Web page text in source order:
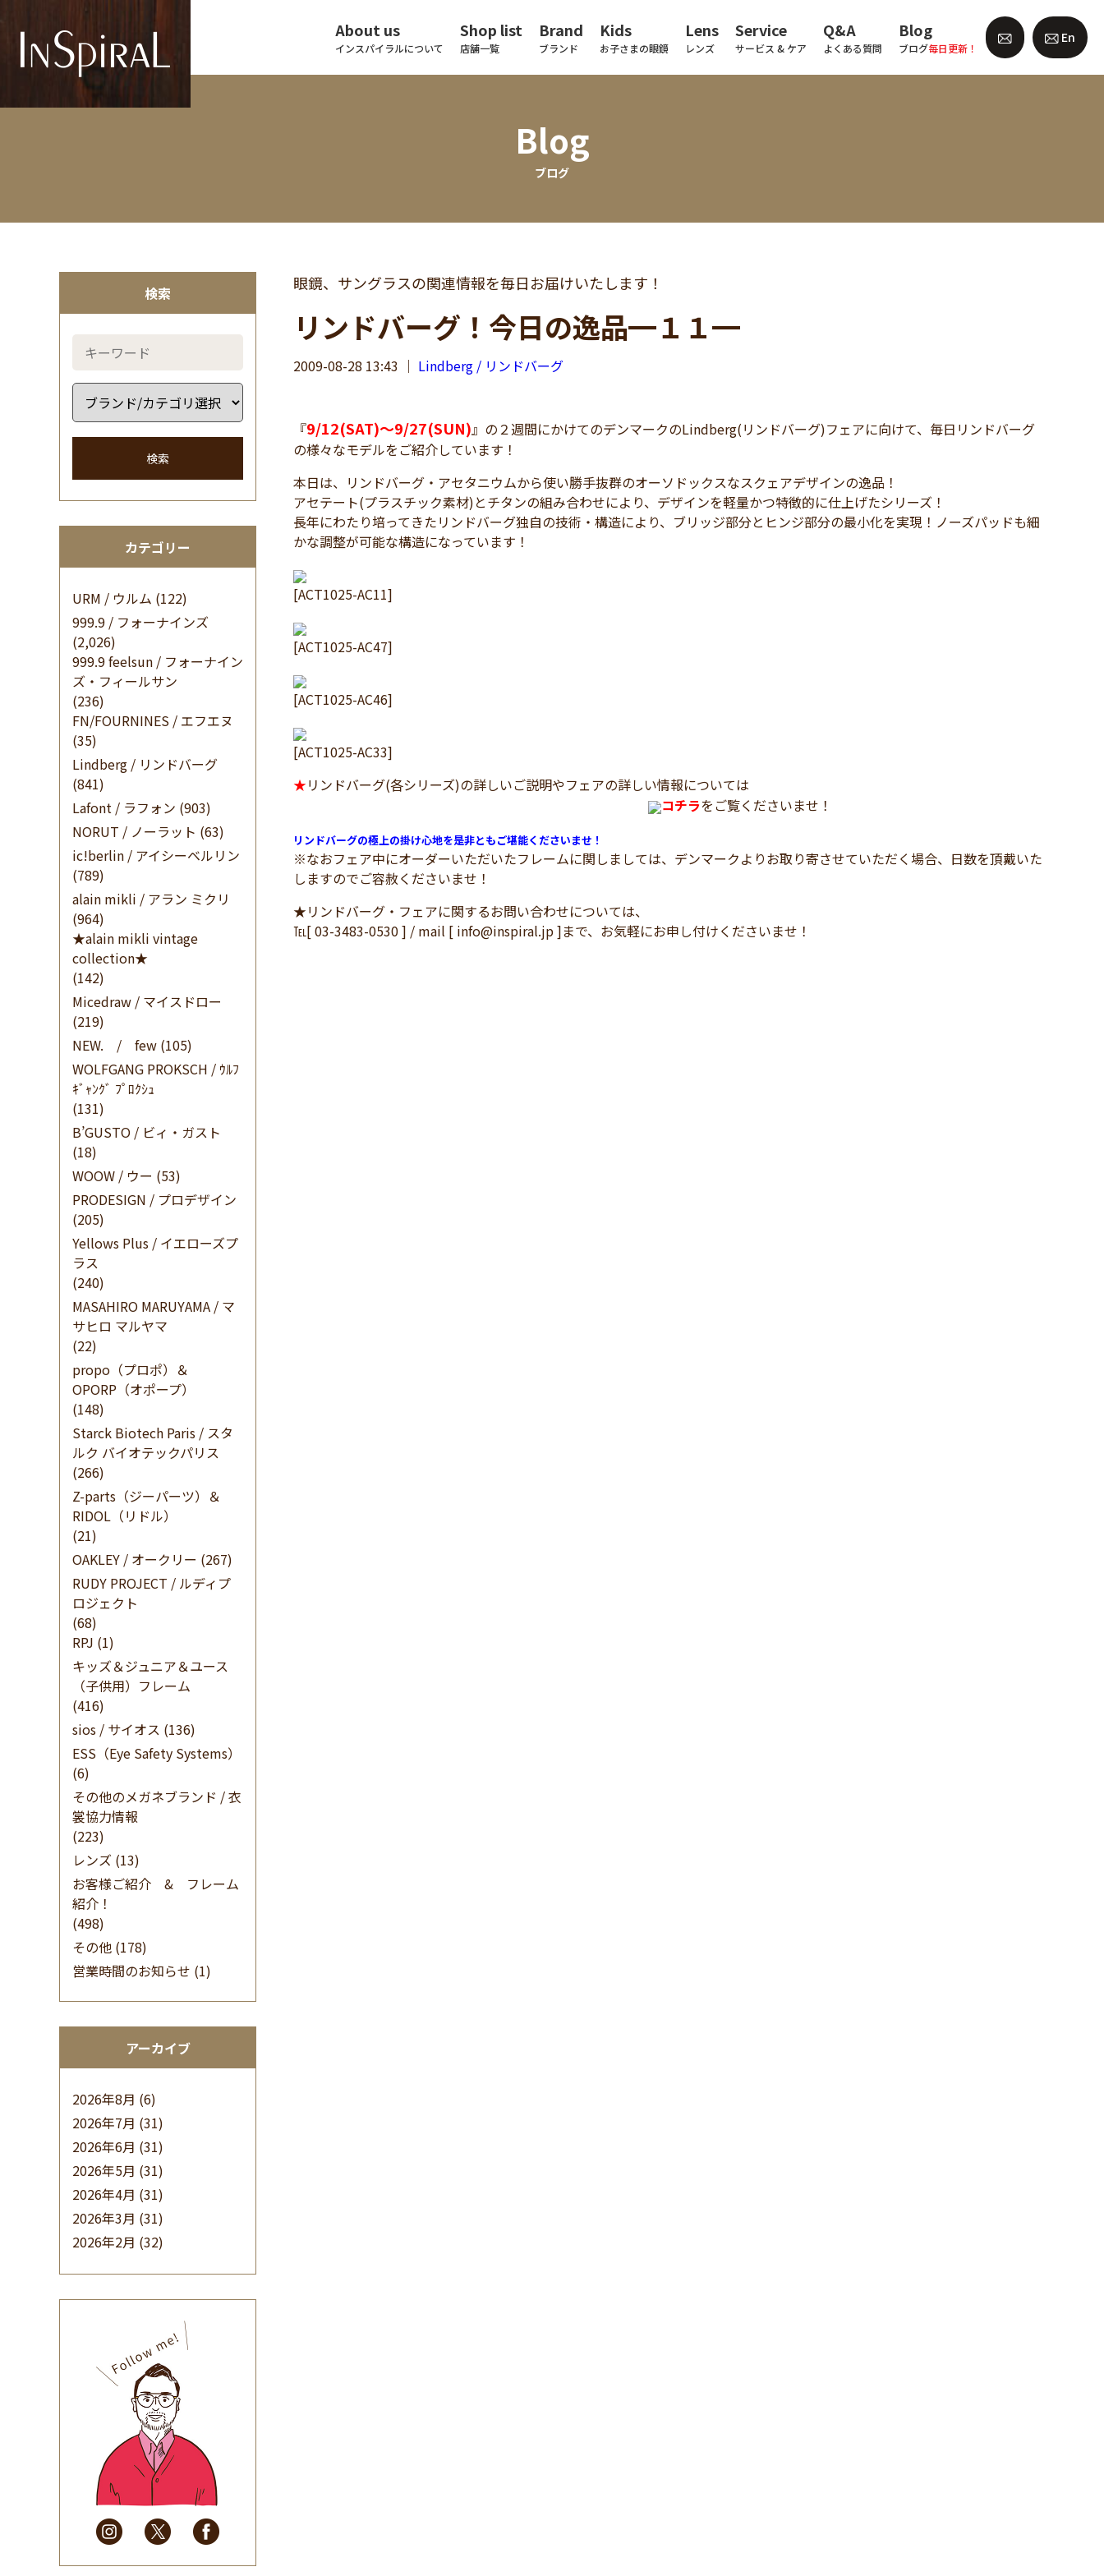
About us
インスパイラルについて
Shop list
店舗一覧
Brand
ブランド
Kids
お子さまの眼鏡
Lens
レンズ
Service
サービス & ケア
Q&A
よくある質問
Blog
ブログ毎日更新！
En
Blog
ブログ
検索
検索
カテゴリー
URM / ウルム (122)
999.9 / フォーナインズ
(2,026)
999.9 feelsun / フォーナイン
ズ・フィールサン
(236)
FN/FOURNINES / エフエヌ
(35)
Lindberg / リンドバーグ
(841)
Lafont / ラフォン (903)
NORUT / ノーラット (63)
ic!berlin / アイシーベルリン
(789)
alain mikli / アラン ミクリ
(964)
★alain mikli vintage
collection★
(142)
Micedraw / マイスドロー
(219)
NEW. / few (105)
WOLFGANG PROKSCH / ｳﾙﾌ
ｷﾞｬﾝｸﾞ ﾌﾟﾛｸｼｭ
(131)
B’GUSTO / ビィ・ガスト
(18)
WOOW / ウー (53)
PRODESIGN / プロデザイン
(205)
Yellows Plus / イエローズプ
ラス
(240)
MASAHIRO MARUYAMA / マ
サヒロ マルヤマ
(22)
propo（プロポ）＆
OPORP（オポープ）
(148)
Starck Biotech Paris / スタ
ルク バイオテックパリス
(266)
Z-parts（ジーパーツ）＆
RIDOL（リドル）
(21)
OAKLEY / オークリー (267)
RUDY PROJECT / ルディプ
ロジェクト
(68)
RPJ (1)
キッズ＆ジュニア＆ユース
（子供用）フレーム
(416)
sios / サイオス (136)
ESS（Eye Safety Systems）
(6)
その他のメガネブランド / 衣
裳協力情報
(223)
レンズ (13)
お客様ご紹介 & フレーム
紹介！
(498)
その他 (178)
営業時間のお知らせ (1)
アーカイブ
2026年8月 (6)
2026年7月 (31)
2026年6月 (31)
2026年5月 (31)
2026年4月 (31)
2026年3月 (31)
2026年2月 (32)
(32)
2025年9月(30)
2025年8月(31)
2025年7月(37)
2025年6月(48)
2025年5月
(41)
2025年4月
(32)
2025年3月(31)
2025年2月
(28)
2025年1月
(34)
眼鏡、サングラスの関連情報を毎日お届けいたします！
リンドバーグ！今日の逸品━１１━
2009-08-28 13:43 ｜ Lindberg / リンドバーグ
『9/12(SAT)～9/27(SUN)』の２週間にかけてのデンマークのLindberg(リンドバーグ)フェアに向けて、毎日リンドバーグ
の様々なモデルをご紹介しています！
本日は、リンドバーグ・アセタニウムから使い勝手抜群のオーソドックスなスクェアデザインの逸品！
アセテート(プラスチック素材)とチタンの組み合わせにより、デザインを軽量かつ特徴的に仕上げたシリーズ！
長年にわたり培ってきたリンドバーグ独自の技術・構造により、ブリッジ部分とヒンジ部分の最小化を実現！ノーズパッドも細
かな調整が可能な構造になっています！
[ACT1025-AC11]
[ACT1025-AC47]
[ACT1025-AC46]
[ACT1025-AC33]
★リンドバーグ(各シリーズ)の詳しいご説明やフェアの詳しい情報については
コチラをご覧くださいませ！
リンドバーグの極上の掛け心地を是非ともご堪能くださいませ！
※なおフェア中にオーダーいただいたフレームに関しましては、デンマークよりお取り寄させていただく場合、日数を頂戴いた
しますのでご容赦くださいませ！
★リンドバーグ・フェアに関するお問い合わせについては、
℡[ 03-3483-0530 ] / mail [ info@inspiral.jp ]まで、お気軽にお申し付けくださいませ！